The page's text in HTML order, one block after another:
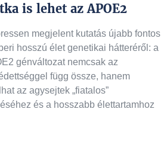
is lehet az APOE2
megjelent kutatás újabb fontos
hosszú élet genetikai hátteréről: a
génváltozat nemcsak az
függ össze, hanem
az agysejtek „fiatalos”
és a hosszabb élettartamhoz